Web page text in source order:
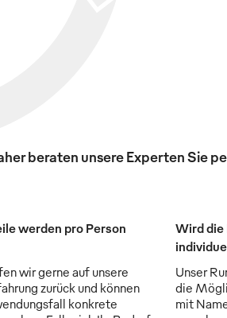
beraten unsere Experten Sie
werden pro Person
wir gerne auf unsere
zurück und können
konkrete
Wird die
Unser
die
mit